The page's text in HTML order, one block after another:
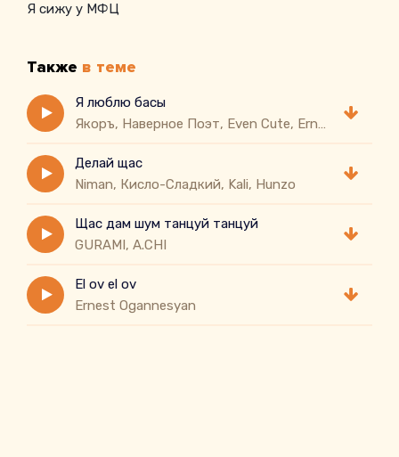
Я сижу у МФЦ
Также в теме
Я люблю басы
Якоръ, Наверное Поэт, Even Cute, Ernest Merkel
Делай щас
Niman, Кисло-Сладкий, Kali, Hunzo
Щас дам шум танцуй танцуй
GURAMI, A.CHI
El ov el ov
Ernest Ogannesyan